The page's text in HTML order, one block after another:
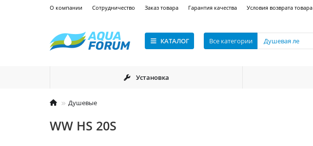
О компании Сотрудничество Заказ товара Гарантия качества Условия возврата товара
КАТАЛОГ Все категории
Установка
Душевые
WW HS 20S